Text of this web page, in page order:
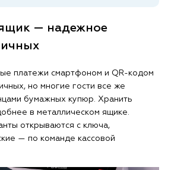
— надежное
платежи смартфоном и QR-кодом
но многие гости все же
бумажных купюр. Хранить
в металлическом ящике.
открываются с ключа,
— по команде кассовой